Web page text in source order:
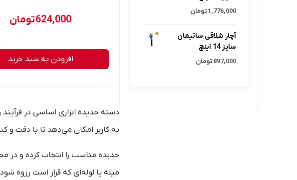
624,000تومان
افزودن به سبد خرید
دسته حدیده ابزاری اساسی در
به کاربر امکان می‌دهد تا با دقت و
حدیده مناسب را انتخاب کرده و در
میله یا لوله‌ای که قرار است رزوه
1,776,000تومان
آچار شلاقی ساتیمان
سایز 14 اینچ
897,000تومان